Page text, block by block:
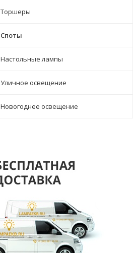
Торшеры
Споты
Настольные лампы
Уличное освещение
Новогоднее освещение